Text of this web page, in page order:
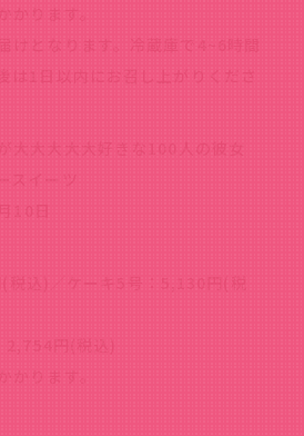
かります。
けとなります。冷蔵庫で4~6時間
は1日以内にお召し上がりくださ
大大大大大好きな100人の彼女
スイーツ
10日
税込)／ケーキ5号：5,130円(税
円(税込)
かります。